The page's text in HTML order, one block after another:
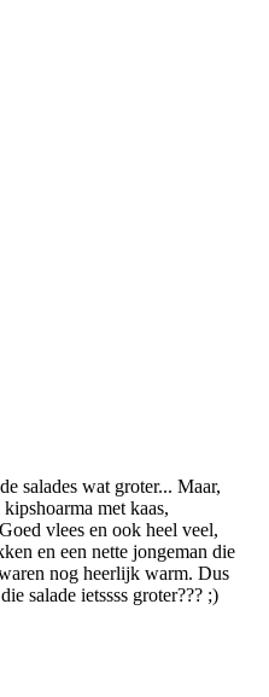
salades wat groter... Maar,
met kaas,
vlees en ook heel veel,
en een nette jongeman die
nog heerlijk warm. Dus
salade ietssss groter??? ;)